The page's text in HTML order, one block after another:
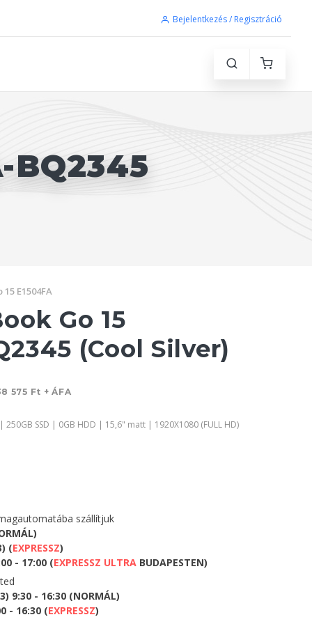
Bejelentkezés / Regisztráció
BQ2345
E1504FA
Go 15
(Cool Silver)
575 Ft + ÁFA
250GB SSD | 0GB HDD | 15,6" matt | 1920X1080 (FULL HD)
szállítjuk
(EXPRESSZ)
- 17:00 (EXPRESSZ ULTRA BUDAPESTEN)
9:30 - 16:30 (NORMÁL)
- 16:30 (EXPRESSZ)